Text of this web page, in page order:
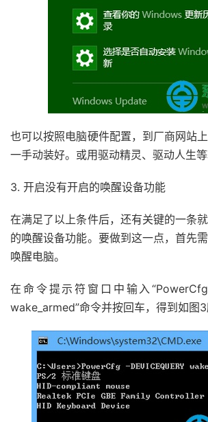
也可以按照电脑硬件配置，到厂商网站
一手动装好。或用驱动精灵、驱动人生等
3. 开启没有开启的唤醒设备功能
在满足了以上条件后，还有关键的一条
的唤醒设备功能。要做到这一点，首先
唤醒电脑。
在命令提示符窗口中输入“PowerCfg
wake_armed”命令并按回车，得到如图3